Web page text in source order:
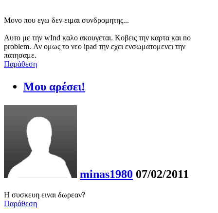
Μονο που εγω δεν ειμαι συνδρομητης...
Αυτο με την wInd καλο ακουγεται. Κοβεις την καρτα και no
problem. Αν ομως το νεο ipad την εχει ενσωματομενει την
πατησαμε.
Παράθεση
Μου αρέσει!
minas1980 07/02/2011
Η συσκευη ειναι δωρεαν?
Παράθεση